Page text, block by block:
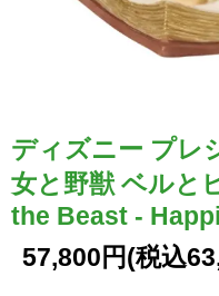
ディズニー プレ
女と野獣 ベルと
the Beast -
57,800円(税込